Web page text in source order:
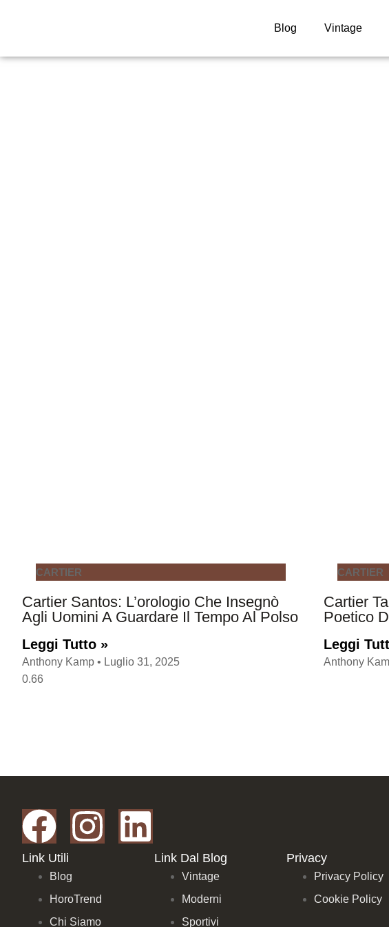
Blog Vintage
CARTIER
Cartier Santos: L’orologio Che Insegnò
Agli Uomini A Guardare Il Tempo Al Polso
Leggi Tutto »
Anthony Kamp Luglio 31, 2025
CARTIER
Cartier
Poetico
Leggi
Anthony
Link Utili
Blog
HoroTrend
Chi Siamo
Link Dal Blog
Vintage
Moderni
Sportivi
Privacy
Privacy Policy
Cookie Policy